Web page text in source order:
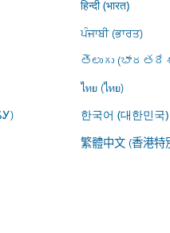
हिन्दी (भारत)
ਪੰਜਾਬੀ (ਭਾਰਤ)
తెలుగు
ไทย (ไทย)
한국어 (대한민국)
繁體中文 (香港特